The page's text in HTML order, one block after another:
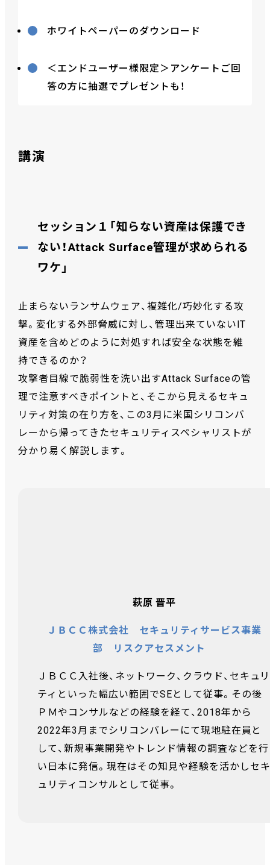
ホワイトペーパーのダウンロード
＜エンドユーザー様限定＞アンケートご回
答の方に抽選でプレゼントも！
講演
セッション１「知らない資産は保護でき
ない！Attack Surface管理が求められる
ワケ」
止まらないランサムウェア、複雑化/巧妙化する攻
撃。変化する外部脅威に対し、管理出来ていないIT
資産を含めどのように対処すれば安全な状態を維
持できるのか？
攻撃者目線で脆弱性を洗い出すAttack Surfaceの管
理で注意すべきポイントと、そこから見えるセキュ
リティ対策の在り方を、この3月に米国シリコンバ
レーから帰ってきたセキュリティスペシャリストが
分かり易く解説します。
萩原 晋平
ＪＢＣＣ株式会社 セキュリティサービス事業
部 リスクアセスメント
ＪＢＣＣ入社後、ネットワーク、クラウド、セキュリ
ティといった幅広い範囲でSEとして従事。その後
ＰＭやコンサルなどの経験を経て、2018年から
2022年3月までシリコンバレーにて現地駐在員と
して、新規事業開発やトレンド情報の調査などを行
い日本に発信。現在はその知見や経験を活かしセキ
ュリティコンサルとして従事。